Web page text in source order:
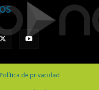
Política de privacidad